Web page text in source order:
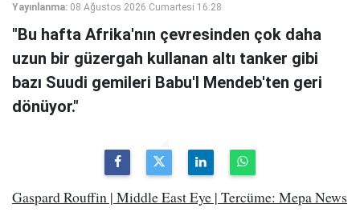
Yayınlanma: 08 Ağustos 2026 Cumartesi 16:28
"Bu hafta Afrika'nın çevresinden çok daha
uzun bir güzergah kullanan altı tanker gibi
bazı Suudi gemileri Babu'l Mendeb'ten geri
dönüyor."
Gaspard Rouffin | Middle East Eye | Tercüme: Mepa News